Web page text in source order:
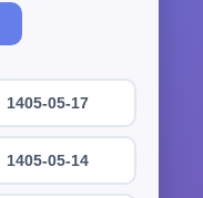
1405-05-17
1405-05-14